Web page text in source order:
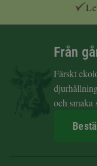
Från
Färskt
och smaka